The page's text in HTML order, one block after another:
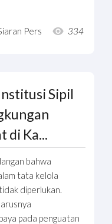
Pers 334
Sipil
di Ka...
bahwa
tata kelola
diperlukan.
pada penguatan